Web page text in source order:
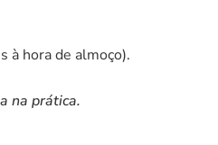
à hora de almoço).
na prática.